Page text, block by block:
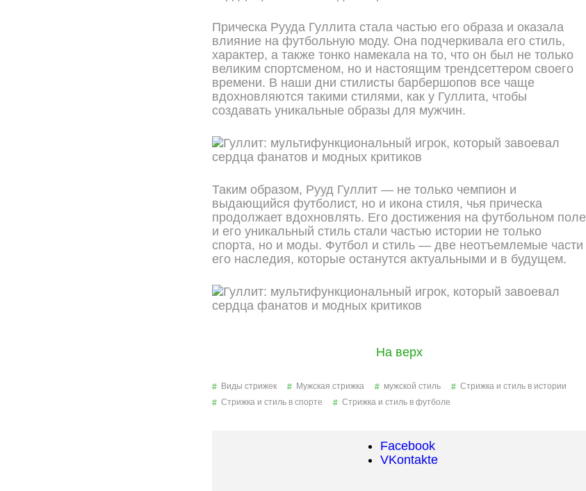
Прическа Рууда Гуллита стала частью его образа и оказала
влияние на футбольную моду. Она подчеркивала его стиль,
характер, а также тонко намекала на то, что он был не только
великим спортсменом, но и настоящим трендсеттером своего
времени. В наши дни стилисты барбершопов все чаще
вдохновляются такими стилями, как у Гуллита, чтобы
создавать уникальные образы для мужчин.
Таким образом, Рууд Гуллит — не только чемпион и
выдающийся футболист, но и икона стиля, чья прическа
продолжает вдохновлять. Его достижения на футбольном поле
и его уникальный стиль стали частью истории не только
спорта, но и моды. Футбол и стиль — две неотъемлемые части
его наследия, которые останутся актуальными и в будущем.
На верх
Виды стрижек Мужская стрижка мужской стиль
Стрижка и стиль в истории
Стрижка и стиль в спорте
Стрижка и стиль в футболе
Facebook
VKontakte